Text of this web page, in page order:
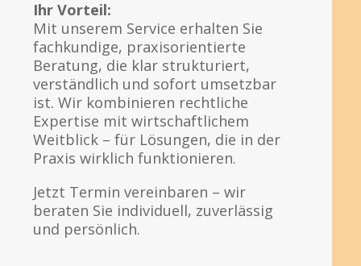
Ihr Vorteil:
Mit unserem Service erhalten Sie
fachkundige, praxisorientierte
Beratung, die klar strukturiert,
verständlich und sofort umsetzbar
ist. Wir kombinieren rechtliche
Expertise mit wirtschaftlichem
Weitblick – für Lösungen, die in der
Praxis wirklich funktionieren.
Jetzt Termin vereinbaren – wir
beraten Sie individuell, zuverlässig
und persönlich.